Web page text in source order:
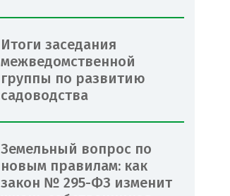
Итоги заседания
межведомственной
группы по развитию
садоводства
Земельный вопрос по
новым правилам: как
закон № 295-ФЗ изменит